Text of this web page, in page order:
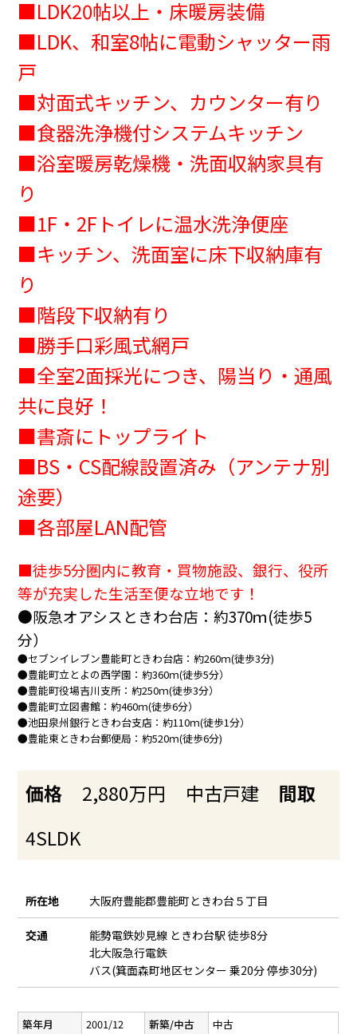
■LDK20帖以上・床暖房装備
■LDK、和室8帖に電動シャッター雨
戸
■対面式キッチン、カウンター有り
■食器洗浄機付システムキッチン
■浴室暖房乾燥機・洗面収納家具有
り
■1F・2Fトイレに温水洗浄便座
■キッチン、洗面室に床下収納庫有
り
■階段下収納有り
■勝手口彩風式網戸
■全室2面採光につき、陽当り・通風
共に良好！
■書斎にトップライト
■BS・CS配線設置済み（アンテナ別
途要）
■各部屋LAN配管
■徒歩5分圏内に教育・買物施設、銀行、役所
等が充実した生活至便な立地です！
●阪急オアシスときわ台店：約370ｍ(徒歩5
分）
●セブンイレブン豊能町ときわ台店：約260ｍ(徒歩3分)
●豊能町立とよの西学園：約360ｍ(徒歩5分）
●豊能町役場吉川支所：約250ｍ(徒歩3分）
●豊能町立図書館：約460ｍ(徒歩6分）
●池田泉州銀行ときわ台支店：約110ｍ(徒歩1分）
●豊能東ときわ台郵便局：約520ｍ(徒歩6分)
価格 2,880万円 中古戸建
間取
4SLDK
所在地 大阪府豊能郡豊能町ときわ台５丁目
交通
能勢電鉄妙見線 ときわ台駅 徒歩8分
北大阪急行電鉄
バス(箕面森町地区センター 乗20分 停歩30分)
築年月 2001/12 新築/中古
中古